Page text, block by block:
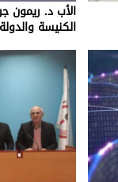
الأب د. ريمون
الكنيسة والدولة